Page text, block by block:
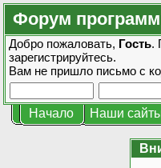
Форум
Добро пожаловать, Гость.
зарегистрируйтесь.
Вам не пришло письмо с
Начало Наши